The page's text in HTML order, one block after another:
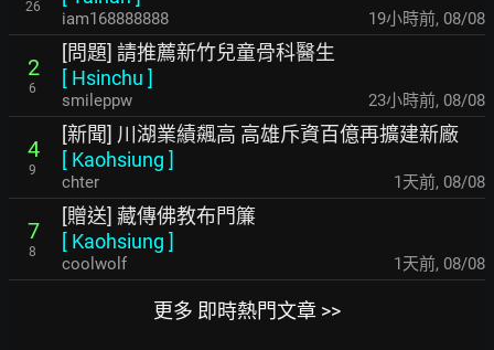
26
iam168888888 19小時前, 08/08
2
6
[問題] 請推薦新竹兒童骨科醫生
[ Hsinchu ]
smileppw 23小時前, 08/08
4
9
[新聞] 川湖業績飆高 高雄斥資百億再擴建新廠
[ Kaohsiung ]
chter 1天前, 08/08
7
8
[贈送] 藏傳佛教布門簾
[ Kaohsiung ]
coolwolf 1天前, 08/08
更多 即時熱門文章 >>